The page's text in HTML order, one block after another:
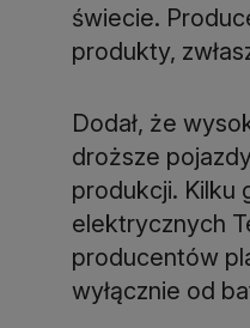
świecie.
produkty,
Dodał, że
droższe
produkcji. Kilku
elektrycznych
producentów
wyłącznie od